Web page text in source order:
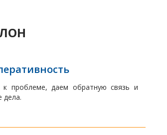
к проблеме, даем обратную связь и
дела.